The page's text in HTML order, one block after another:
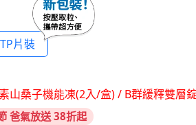
片裝
山桑子機能凍(2入/盒) / B群緩釋雙層
爸氣放送 38折起